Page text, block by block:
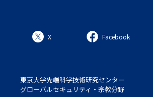
X Facebook
東京大学先端科学技術研究センター
グローバルセキュリティ・宗教分野